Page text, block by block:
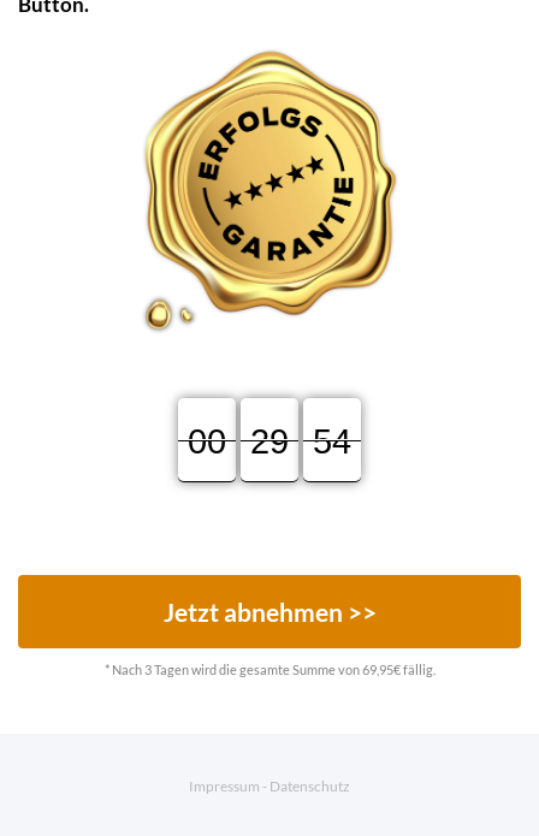
00
00
00 29
29
29 53
53
54
Jetzt abnehmen >>
* Nach 3 Tagen wird die gesamte Summe von 69,95€ fällig.
Impressum - Datenschutz